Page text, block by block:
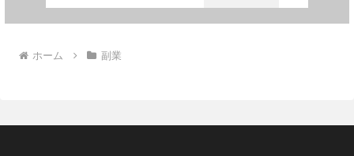
ホーム 副業